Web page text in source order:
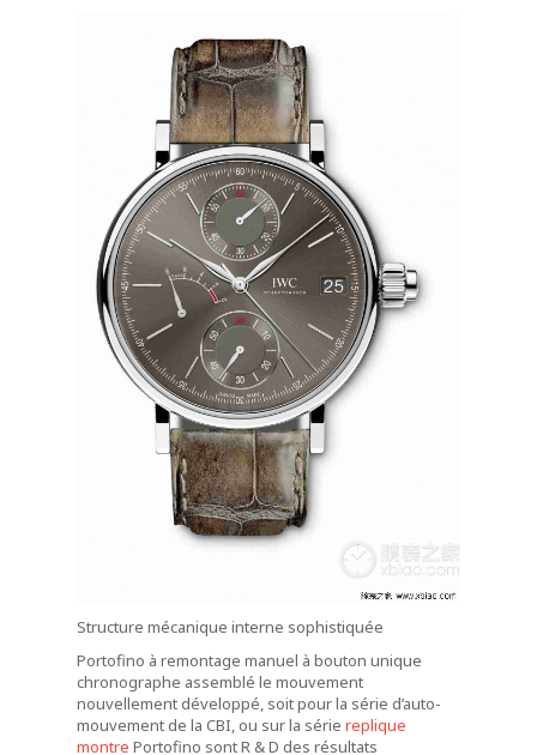
Structure mécanique interne sophistiquée
Portofino à remontage manuel à bouton unique
chronographe assemblé le mouvement
nouvellement développé, soit pour la série d’auto-
mouvement de la CBI, ou sur la série replique
montre Portofino sont R & D des résultats